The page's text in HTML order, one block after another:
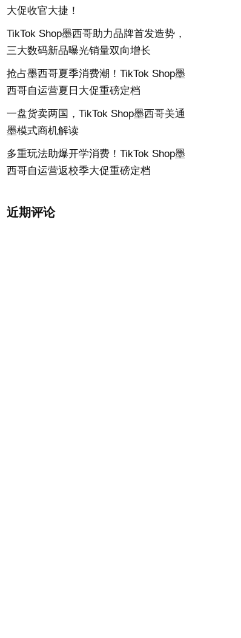
大促收官大捷！
TikTok Shop墨西哥助力品牌首发造势，
三大数码新品曝光销量双向增长
抢占墨西哥夏季消费潮！TikTok Shop墨
西哥自运营夏日大促重磅定档
一盘货卖两国，TikTok Shop墨西哥美通
墨模式商机解读
多重玩法助爆开学消费！TikTok Shop墨
西哥自运营返校季大促重磅定档
近期评论